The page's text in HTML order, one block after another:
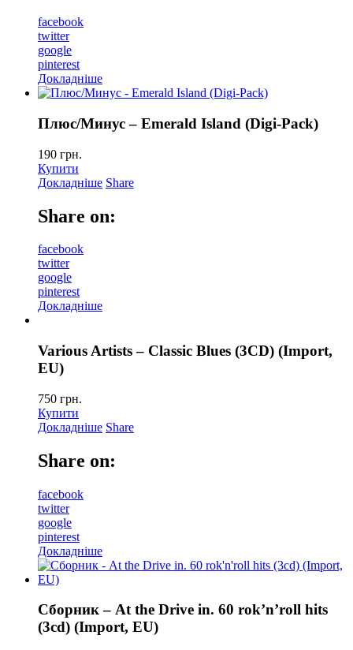
facebook
twitter
google
pinterest
Докладніше
Плюс/Минус – Emerald Island (Digi-Pack)
190 грн.
Купити
Докладніше Share
Share on:
facebook
twitter
google
pinterest
Докладніше
Various Artists – Classic Blues (3CD) (Import,
EU)
750 грн.
Купити
Докладніше Share
Share on:
facebook
twitter
google
pinterest
Докладніше
Сборник – At the Drive in. 60 rok’n’roll hits
(3cd) (Import, EU)